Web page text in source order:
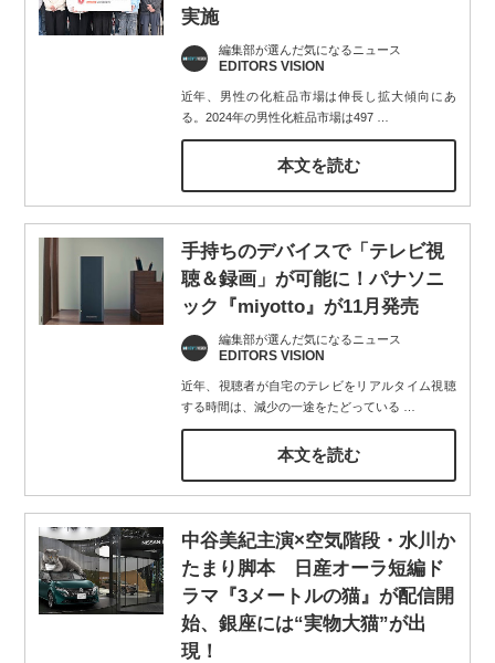
実施
編集部が選んだ気になるニュース
EDITORS VISION
近年、男性の化粧品市場は伸長し拡大傾向にあ
る。2024年の男性化粧品市場は497…
本文を読む
手持ちのデバイスで「テレビ視
聴＆録画」が可能に！パナソニ
ック『miyotto』が11月発売
編集部が選んだ気になるニュース
EDITORS VISION
近年、視聴者が自宅のテレビをリアルタイム視聴
する時間は、減少の一途をたどっている
本文を読む
中谷美紀主演×空気階段・水川か
たまり脚本 日産オーラ短編ド
ラマ『3メートルの猫』が配信開
始、銀座には“実物大猫”が出
現！